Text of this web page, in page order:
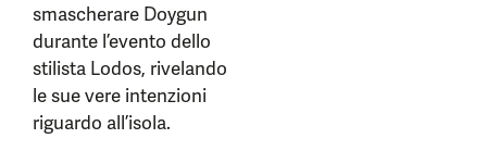
smascherare Doygun
durante l’evento dello
stilista Lodos, rivelando
le sue vere intenzioni
riguardo all’isola.